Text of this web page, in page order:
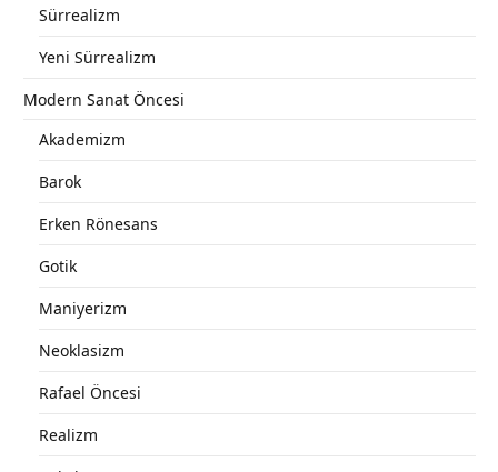
Sürrealizm
Yeni Sürrealizm
Modern Sanat Öncesi
Akademizm
Barok
Erken Rönesans
Gotik
Maniyerizm
Neoklasizm
Rafael Öncesi
Realizm